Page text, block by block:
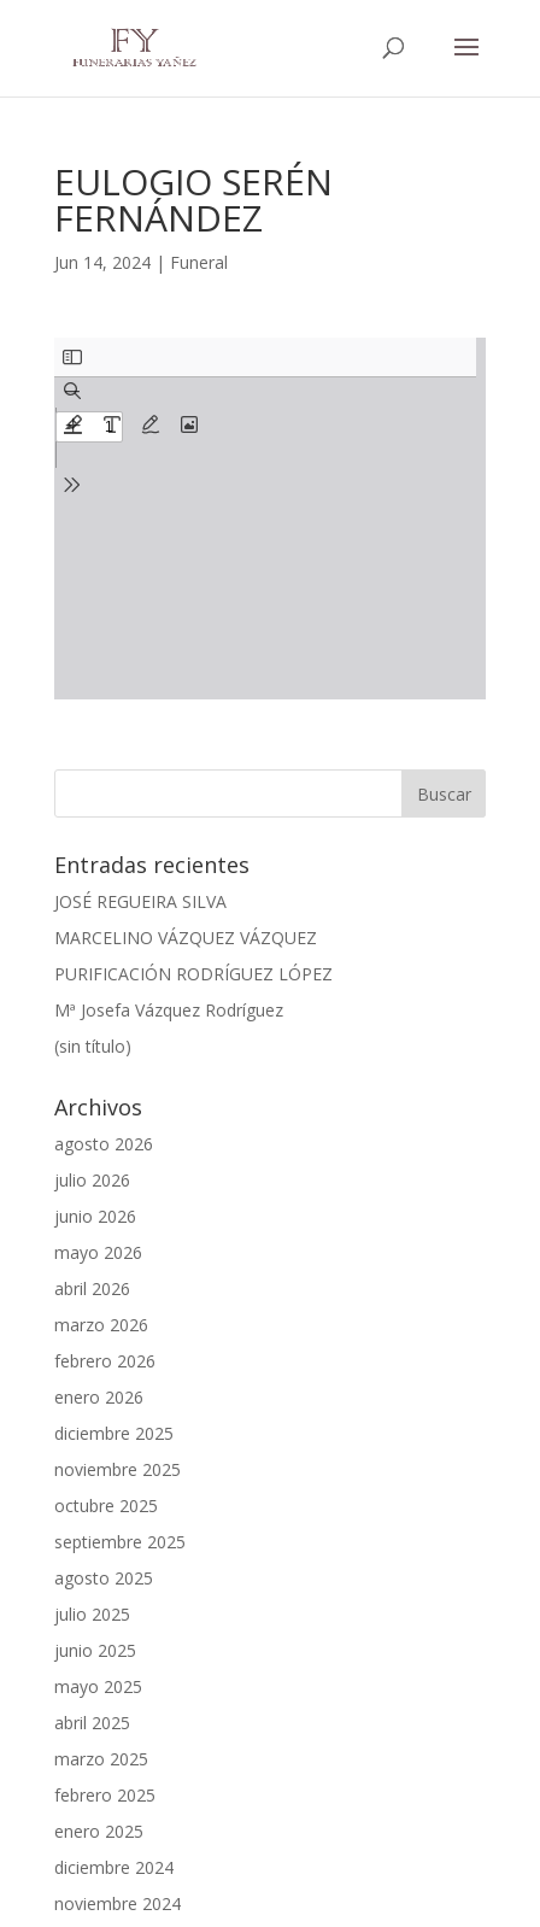
EULOGIO SERÉN
FERNÁNDEZ
Jun 14, 2024| Funeral
Entradas recientes
JOSÉ REGUEIRA SILVA
MARCELINO VÁZQUEZ VÁZQUEZ
PURIFICACIÓN RODRÍGUEZ LÓPEZ
Mª Josefa Vázquez Rodríguez
(sin título)
Archivos
agosto 2026
julio 2026
junio 2026
mayo 2026
abril 2026
marzo 2026
febrero 2026
enero 2026
diciembre 2025
noviembre 2025
octubre 2025
septiembre 2025
agosto 2025
julio 2025
junio 2025
mayo 2025
abril 2025
marzo 2025
febrero 2025
enero 2025
diciembre 2024
noviembre 2024